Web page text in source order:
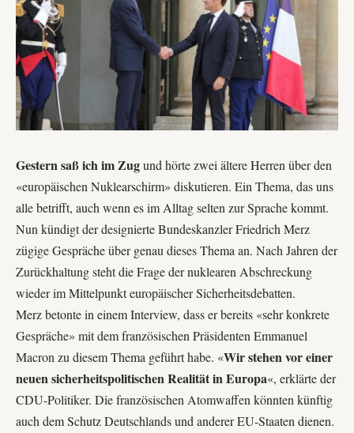
Gestern saß ich im Zugund hörte zwei ältere Herren über den
«europäischen Nuklearschirm» diskutieren. Ein Thema, das uns
alle betrifft, auch wenn es im Alltag selten zur Sprache kommt.
Nun kündigt der designierte BundeskanzlerFriedrich Merz
zügige Gespräche über genau dieses Thema an. Nach Jahren der
Zurückhaltung steht die Frage der nuklearen Abschreckung
wieder im Mittelpunkt europäischer Sicherheitsdebatten.
Merz betonte in einem Interview, dass er bereits «sehr konkrete
Gespräche» mit dem französischen Präsidenten Emmanuel
Macron zu diesem Thema geführt habe. «Wir stehen vor einer
neuen sicherheitspolitischen Realität in Europa«, erklärte der
CDU-Politiker. Die französischen Atomwaffen könnten künftig
auch dem Schutz Deutschlands und anderer EU-Staaten dienen.